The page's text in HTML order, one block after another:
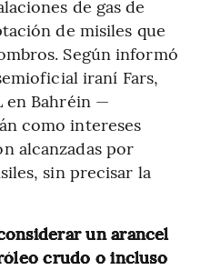
de gas de
de misiles que
Según informó
iraní Fars,
en Bahréin —
como intereses
alcanzadas por
sin precisar la
un arancel
crudo o incluso